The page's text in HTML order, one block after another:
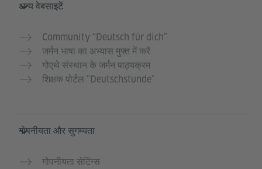
अन्य वेबसाइटें
Community “Deutsch für dich”
जर्मन भाषा का अभ्यास मुफ्त में करें
गोएथे संस्थान के जर्मन पाठ्यक्रम
शिक्षक पोर्टल "Deutschstunde"
गोपनीयता और सुगम्यता
गोपनीयता सेटिंग्स